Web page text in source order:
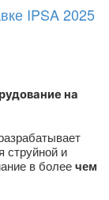
IPSA 2025
на
струйной и
в более чем